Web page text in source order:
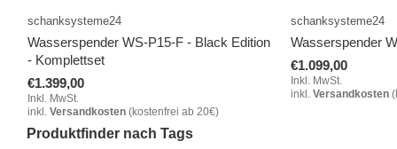
schanksysteme24
Wasserspender WS-P15-F - Black Edition
- Komplettset
€1.399,00
Inkl. MwSt.
inkl. Versandkosten(kostenfrei ab 20€)
schanksysteme24
Wasserspender
€1.099,00
Inkl. MwSt.
inkl. Versandkosten
Produktfinder nach Tags